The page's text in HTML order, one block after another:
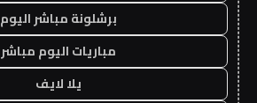
برشلونة مباشر اليوم
مباريات اليوم مباشر
يلا لايف